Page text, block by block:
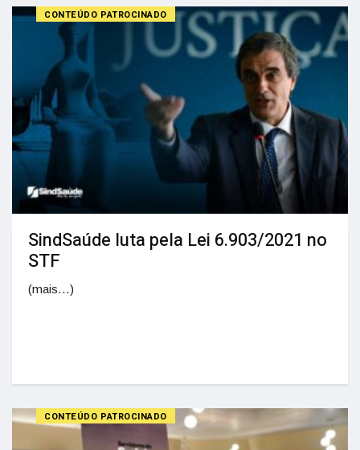
CONTEÚDO PATROCINADO
SindSaúde luta pela Lei 6.903/2021 no
STF
(mais…)
CONTEÚDO PATROCINADO